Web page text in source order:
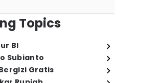
Topics
BI
Subianto
Gratis